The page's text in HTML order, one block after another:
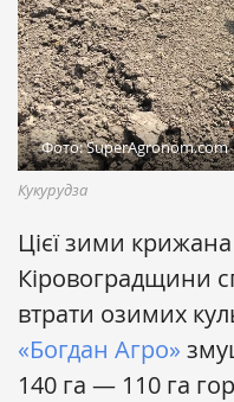
Фото: SuperAgronom.com
Кукурудза
Цієї зими
Кіровоградщини
втрати озимих
«Богдан Агро»
140 га — 110 га